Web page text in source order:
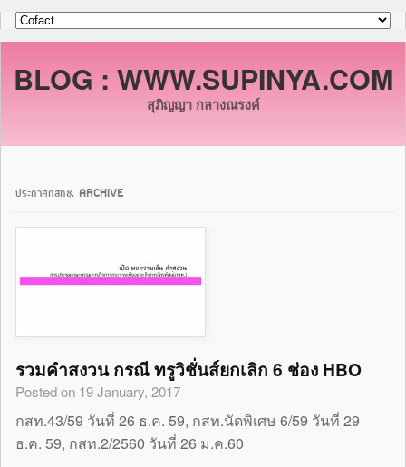
BLOG : WWW.SUPINYA.COM
สุภิญญา กลางณรงค์
ประกาศกสทช. ARCHIVE
รวมคำสงวน กรณี ทรูวิชั่นส์ยกเลิก 6 ช่อง HBO
Posted on 19 January, 2017
กสท.43/59 วันที่ 26 ธ.ค. 59, กสท.นัดพิเศษ 6/59 วันที่ 29
ธ.ค. 59, กสท.2/2560 วันที่ 26 ม.ค.60